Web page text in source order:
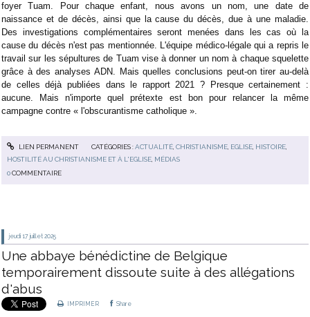
foyer Tuam. Pour chaque enfant, nous avons un nom, une date de
naissance et de décès, ainsi que la cause du décès, due à une maladie.
Des investigations complémentaires seront menées dans les cas où la
cause du décès n'est pas mentionnée. L'équipe médico-légale qui a repris le
travail sur les sépultures de Tuam vise à donner un nom à chaque squelette
grâce à des analyses ADN. Mais quelles conclusions peut-on tirer au-delà
de celles déjà publiées dans le rapport 2021 ? Presque certainement :
aucune. Mais n'importe quel prétexte est bon pour relancer la même
campagne contre « l'obscurantisme catholique ».
LIEN PERMANENT CATÉGORIES :ACTUALITÉ, CHRISTIANISME, EGLISE, HISTOIRE,
HOSTILITÉ AU CHRISTIANISME ET À L'EGLISE, MÉDIAS
0COMMENTAIRE
jeudi 17 juillet 2025
Une abbaye bénédictine de Belgique
temporairement dissoute suite à des allégations
d'abus
IMPRIMER Share